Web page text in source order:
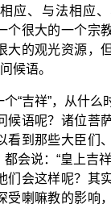
应、与法相应
个很大的一个宗
大的观光资源，
候语。
“吉祥”，从什么
候语呢？诸位菩
看到那些大臣们
会说：“皇上吉
们会这样呢？其
受喇嘛教的影响